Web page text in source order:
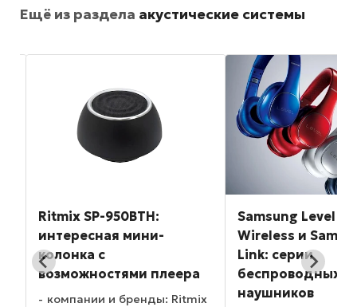
Ещё из раздела акустические системы
Ritmix SP-950BTH:
интересная мини-
колонка с
возможностями плеера
компании и бренды: Ritmix
Samsung Level
Wireless и
Link: серии
беспроводных
наушников